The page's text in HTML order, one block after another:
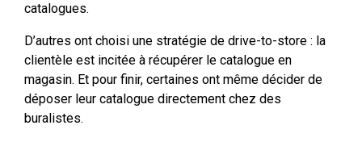
catalogues.
D’autres ont choisi une stratégie de drive-to-store : la
clientèle est incitée à récupérer le catalogue en
magasin. Et pour finir, certaines ont même décider de
déposer leur catalogue directement chez des
buralistes.